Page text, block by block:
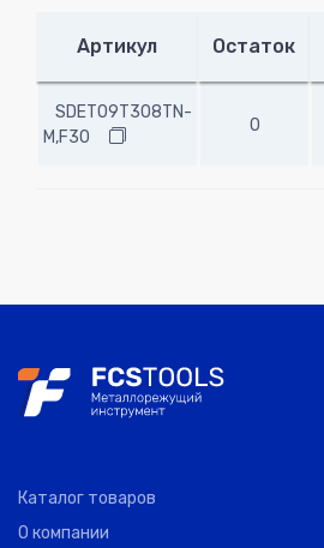
Артикул Остаток
SDET09T308TN-
M,F30
0
Каталог товаров
О компании